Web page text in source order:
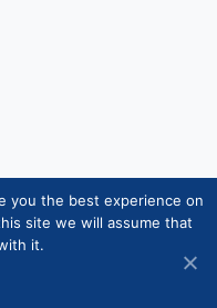
ry 2026 |
|Henkilötietojen
you the best experience on
site we will assume that
it.